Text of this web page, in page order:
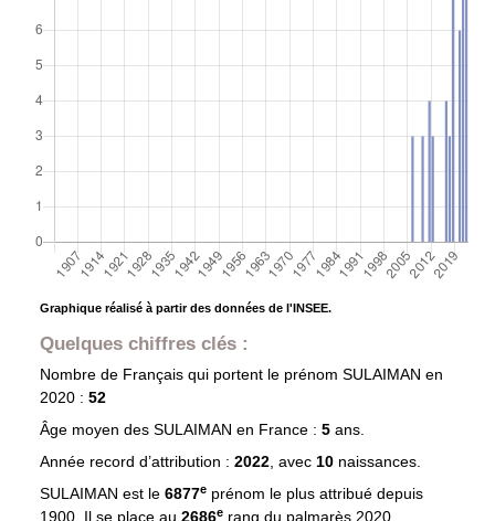
Graphique réalisé à partir des données de l'INSEE.
Quelques chiffres clés :
Nombre de Français qui portent le prénom SULAIMAN en
2020 : 52
Âge moyen des SULAIMAN en France : 5 ans.
Année record d’attribution : 2022, avec 10 naissances.
SULAIMAN est le 6877eprénom le plus attribué depuis
1900. Il se place au 2686e rang du palmarès 2020.